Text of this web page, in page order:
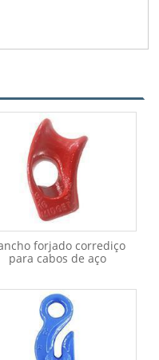
forjado corrediço
para cabos de aço